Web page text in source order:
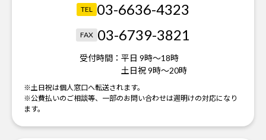
TEL 03-6636-4323
FAX 03-6739-3821
受付時間： 平日 9時～18時
土日祝 9時～20時
※土日祝は個人窓口へ転送されます。
※公費払いのご相談等、一部のお問い合わせは週明けの対応になり
ます。